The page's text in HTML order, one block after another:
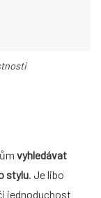
vyhledávat
stylu . Je libo
jednoduchost